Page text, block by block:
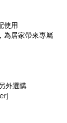
使用
為居家帶來專屬
外選購